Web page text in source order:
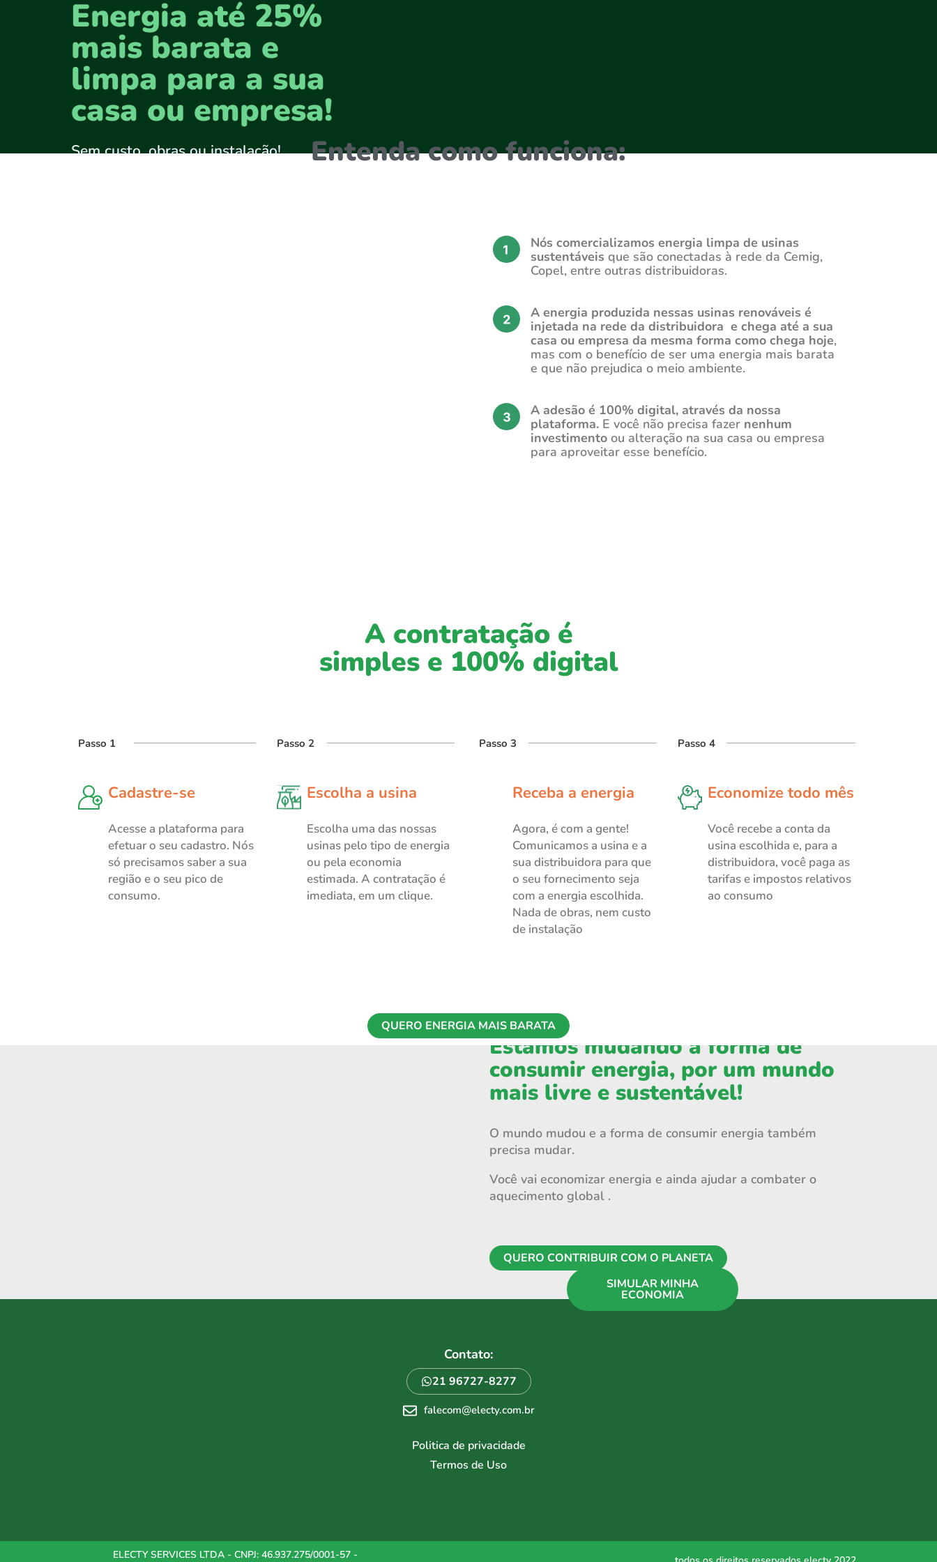
Energia até 25%
mais barata e
limpa para a sua
casa ou empresa!
Sem custo, obras ou instalação!
Entenda como funciona:
Nós comercializamos energia limpa de usinas
sustentáveis que são conectadas à rede da Cemig,
Copel, entre outras distribuidoras.
A energia produzida nessas usinas renováveis é
injetada na rede da distribuidora e chega até a sua
casa ou empresa da mesma forma como chega hoje,
mas com o benefício de ser uma energia mais barata
e que não prejudica o meio ambiente.
A adesão é 100% digital, através da nossa
plataforma. E você não precisa fazer nenhum
investimento ou alteração na sua casa ou empresa
para aproveitar esse benefício.
A contratação é
simples e 100% digital
Passo 1
Cadastre-se
Acesse a plataforma para
efetuar o seu cadastro. Nós
só precisamos saber a sua
região e o seu pico de
consumo.
Passo 2
Escolha a usina
Escolha uma das nossas
usinas pelo tipo de energia
ou pela economia
estimada. A contratação é
imediata, em um clique.
Passo 3
Receba a energia
Agora, é com a gente!
Comunicamos a usina e a
sua distribuidora para que
o seu fornecimento seja
com a energia escolhida.
Nada de obras, nem custo
de instalação
Passo 4
Economize todo mês
Você recebe a conta da
usina escolhida e, para a
distribuidora, você paga as
tarifas e impostos relativos
ao consumo
QUERO ENERGIA MAIS BARATA
Estamos mudando a forma de
consumir energia, por um mundo
mais livre e sustentável!
O mundo mudou e a forma de consumir energia também
precisa mudar.
Você vai economizar energia e ainda ajudar a combater o
aquecimento global .
QUERO CONTRIBUIR COM O PLANETA
SIMULAR MINHA
ECONOMIA
Contato:
21 96727-8277
falecom@electy.com.br
Politica de privacidade
Termos de Uso
ELECTY SERVICES LTDA - CNPJ: 46.937.275/0001-57 -